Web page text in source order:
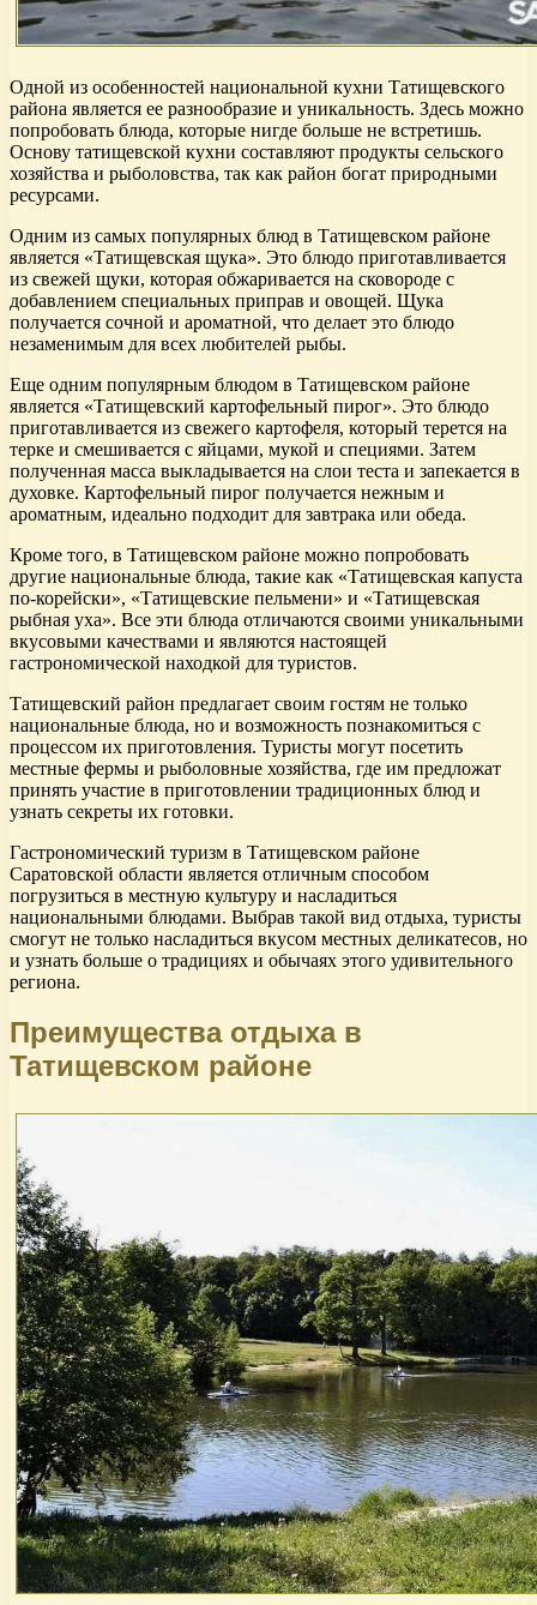
Одной из особенностей национальной кухни Татищевского
района является ее разнообразие и уникальность. Здесь можно
попробовать блюда, которые нигде больше не встретишь.
Основу татищевской кухни составляют продукты сельского
хозяйства и рыболовства, так как район богат природными
ресурсами.
Одним из самых популярных блюд в Татищевском районе
является «Татищевская щука». Это блюдо приготавливается
из свежей щуки, которая обжаривается на сковороде с
добавлением специальных приправ и овощей. Щука
получается сочной и ароматной, что делает это блюдо
незаменимым для всех любителей рыбы.
Еще одним популярным блюдом в Татищевском районе
является «Татищевский картофельный пирог». Это блюдо
приготавливается из свежего картофеля, который терется на
терке и смешивается с яйцами, мукой и специями. Затем
полученная масса выкладывается на слои теста и запекается в
духовке. Картофельный пирог получается нежным и
ароматным, идеально подходит для завтрака или обеда.
Кроме того, в Татищевском районе можно попробовать
другие национальные блюда, такие как «Татищевская капуста
по-корейски», «Татищевские пельмени» и «Татищевская
рыбная уха». Все эти блюда отличаются своими уникальными
вкусовыми качествами и являются настоящей
гастрономической находкой для туристов.
Татищевский район предлагает своим гостям не только
национальные блюда, но и возможность познакомиться с
процессом их приготовления. Туристы могут посетить
местные фермы и рыболовные хозяйства, где им предложат
принять участие в приготовлении традиционных блюд и
узнать секреты их готовки.
Гастрономический туризм в Татищевском районе
Саратовской области является отличным способом
погрузиться в местную культуру и насладиться
национальными блюдами. Выбрав такой вид отдыха, туристы
смогут не только насладиться вкусом местных деликатесов, но
и узнать больше о традициях и обычаях этого удивительного
региона.
Преимущества отдыха в
Татищевском районе